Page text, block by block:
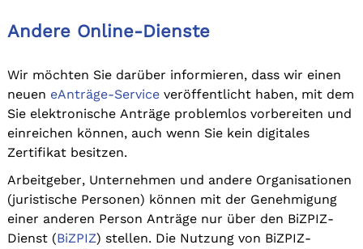
Andere Online-Dienste
Wir möchten Sie darüber informieren, dass wir einen
neuen eAnträge-Serviceveröffentlicht haben, mit dem
Sie elektronische Anträge problemlos vorbereiten und
einreichen können, auch wenn Sie kein digitales
Zertifikat besitzen.
Arbeitgeber, Unternehmen und andere Organisationen
(juristische Personen) können mit der Genehmigung
einer anderen Person Anträge nur über den BiZPIZ-
Dienst (BiZPIZ) stellen. Die Nutzung von BiZPIZ-